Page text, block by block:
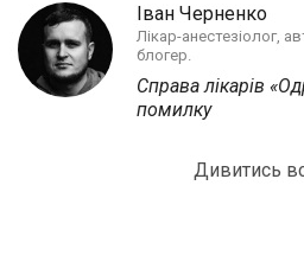
Іван Черненко
Лікар-анестезіолог,
блогер.
Справа лікарів
помилку
Дивитись